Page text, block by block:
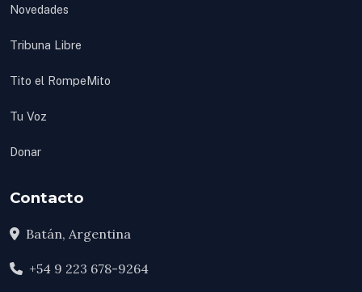
Novedades
Tribuna Libre
Tito el RompeMito
Tu Voz
Donar
Contacto
Batán, Argentina
+54 9 223 678-9264